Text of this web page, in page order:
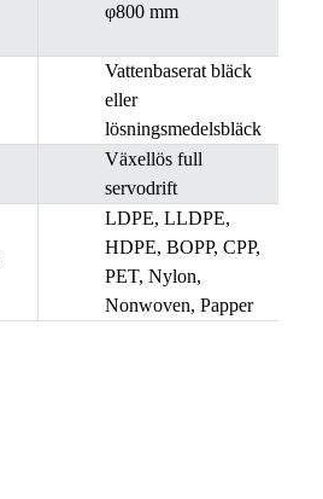
φ800 mm
Vattenbaserat bläck
eller
lösningsmedelsbläck
Växellös full
servodrift
LDPE, LLDPE,
HDPE, BOPP, CPP,
PET, Nylon,
Nonwoven, Papper